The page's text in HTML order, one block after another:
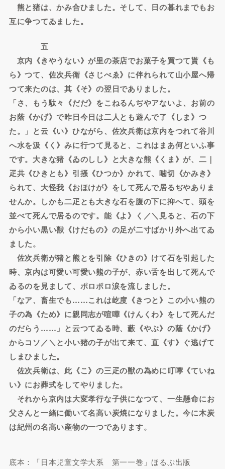
熊と猪は、かみ合ひました。そして、日の暮れまでもお
互に争つてゐました。
五
京内《きやうない》が里の茶店でお菓子を買つて貰《も
ら》つて、佐次兵衛《さじべゑ》に伴れられて山小屋へ帰
つて来たのは、其《そ》の翌日でありました。
「さ、もう駄々《だだ》をこねるんぢやアないよ、お前の
お蔭《かげ》で昨日今日は二人とも遊んで了《しま》つ
た。」と云《い》ひながら、佐次兵衛は京内をつれて谷川
へ水を汲《く》みに行つて見ると、これはまあ何といふ事
です。大きな猪《ゐのしし》と大きな熊《くま》が、二｜
疋共《ひきとも》引掻《ひつか》かれて、噛切《かみき》
られて、大怪我《おほけが》をして死んで居るぢやありま
せんか。しかも二疋とも大きな石を腹の下に抑へて、頭を
並べて死んで居るのです。能《よ》く／＼見ると、石の下
から小い黒い獣《けだもの》の足が二寸ばかり外へ出てゐ
ました。
佐次兵衛が猪と熊とを引除《ひきの》けて石を引起した
時、京内は可愛い可愛い熊の子が、赤い舌を出して死んで
ゐるのを見まして、ポロポロ涙を流しました。
「なア、畜生でも……これは屹度《きつと》この小い熊の
子の為《ため》に親同志が喧嘩《けんくわ》をして死んだ
のだらう……」と云つてゐる時、藪《やぶ》の蔭《かげ》
からコソ／＼と小い猪の子が出て来て、直《す》ぐ逃げて
しまひました。
佐次兵衛は、此《こ》の三疋の獣の為めに叮嚀《ていね
い》にお葬式をしてやりました。
それから京内は大変孝行な子供になつて、一生懸命にお
父さんと一緒に働いて名高い炭焼になりました。今に木炭
は紀州の名高い産物の一つであります。
底本：「日本児童文学大系 第一一巻」ほるぷ出版